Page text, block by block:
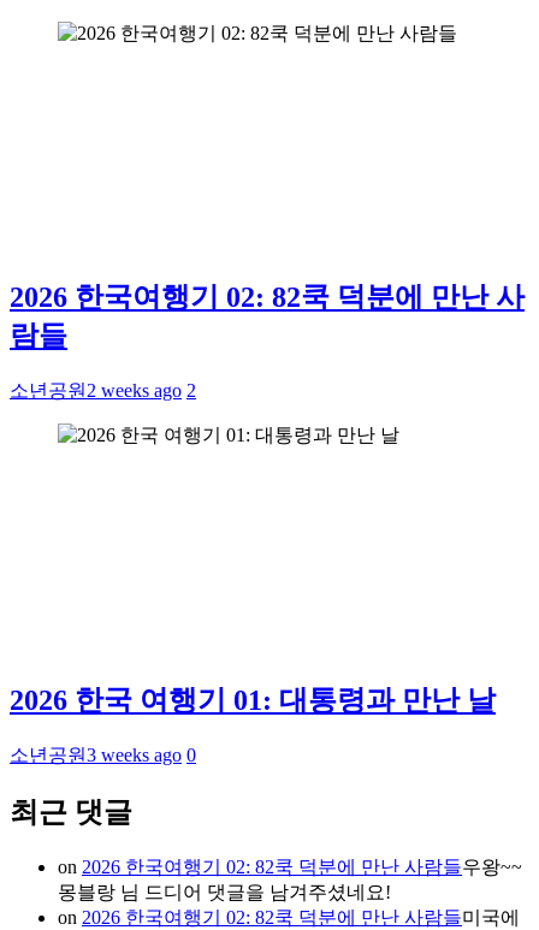
2026 한국여행기 02: 82쿡 덕분에 만난 사
람들
소년공원 2 weeks ago 2
2026 한국 여행기 01: 대통령과 만난 날
소년공원3 weeks ago 0
최근 댓글
on 2026 한국여행기 02: 82쿡 덕분에 만난 사람들우왕~~
몽블랑 님 드디어 댓글을 남겨주셨네요!
on 2026 한국여행기 02: 82쿡 덕분에 만난 사람들미국에